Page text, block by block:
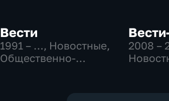
Вести
1991 – …, Новостные,
Общественно-
2008 –